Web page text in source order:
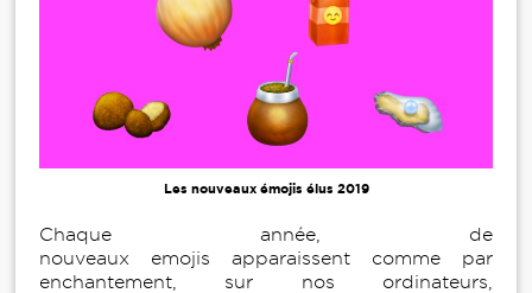
Les nouveaux émojis élus 2019
Chaque année, de
nouveaux emojis apparaissent comme par
enchantement, sur nos ordinateurs,